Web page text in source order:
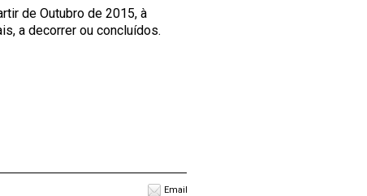
de Outubro de 2015, à
a decorrer ou concluídos.
Email